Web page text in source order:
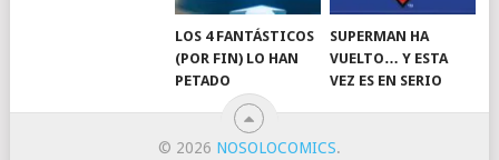
LOS 4 FANTÁSTICOS
(POR FIN) LO HAN
PETADO
SUPERMAN HA
VUELTO… Y ESTA
VEZ ES EN SERIO
© 2026 NOSOLOCOMICS.